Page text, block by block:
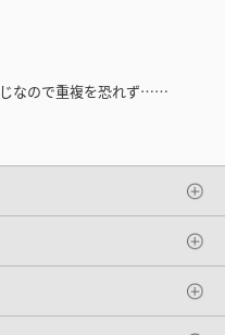
なので重複を恐れず……